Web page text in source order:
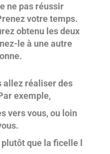
ne pas réussir
votre temps.
obtenu les deux
le à une autre
allez réaliser des
exemple,
vers vous, ou loin
que la ficelle l